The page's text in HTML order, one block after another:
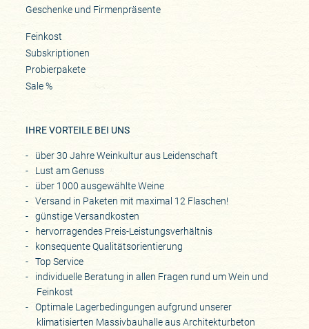
Geschenke und Firmenpräsente
Feinkost
Subskriptionen
Probierpakete
Sale %
IHRE VORTEILE BEI UNS
über 30 Jahre Weinkultur aus Leidenschaft
Lust am Genuss
über 1000 ausgewählte Weine
Versand in Paketen mit maximal 12 Flaschen!
günstige Versandkosten
hervorragendes Preis-Leistungsverhältnis
konsequente Qualitätsorientierung
Top Service
individuelle Beratung in allen Fragen rund um Wein und
Feinkost
Optimale Lagerbedingungen aufgrund unserer
klimatisierten Massivbauhalle aus Architekturbeton